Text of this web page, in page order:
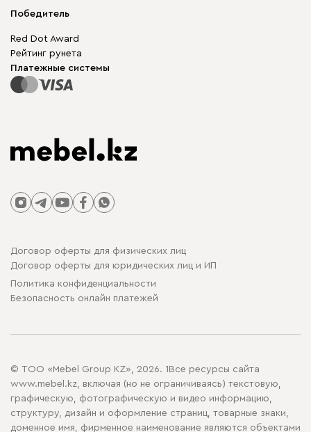
Гарантия
Для бизнеса
Карта сайта
Корпусная мебель
Модульная мебель
Столы и стулья
Победитель
Red Dot Award
Рейтинг рунета
Платежные системы
Договор оферты для физических лиц
Договор оферты для юридических лиц и ИП
Политика конфиденциальности
Безопасность онлайн платежей
© ТОО «Mebel Group KZ», 2026. 1Все ресурсы сайта
www.mebel.kz, включая (но не ограничиваясь) текстовую,
графическую, фотографическую и видео информацию,
структуру, дизайн и оформление страниц, товарные знаки,
доменное имя, фирменное наименование являются объектами